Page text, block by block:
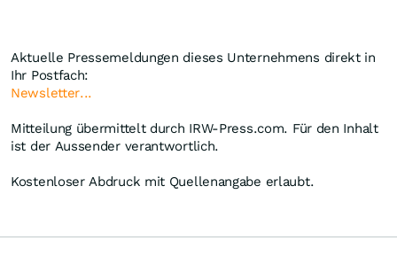
Aktuelle Pressemeldungen dieses Unternehmens direkt in
Ihr Postfach:
Newsletter...
Mitteilung übermittelt durch IRW-Press.com. Für den Inhalt
ist der Aussender verantwortlich.
Kostenloser Abdruck mit Quellenangabe erlaubt.